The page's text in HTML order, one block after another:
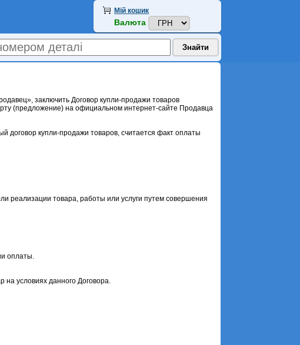
Мій кошик
Валюта
заключить Договор купли-продажи товаров
(предложение) на официальном интернет-сайте Продавца
договор купли-продажи товаров, считается факт оплаты
реализации товара, работы или услуги путем совершения
оплаты.
на условиях данного Договора.